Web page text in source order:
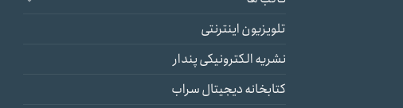
تلویزیون اینترنتی
نشریه الکترونیکی پندار
کتابخانه دیجیتال سراب